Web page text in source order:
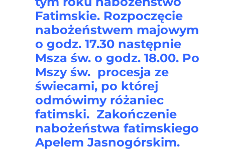
Fatimskie. Rozpoczęcie
nabożeństwem majowym
o godz. 17.30 następnie
Msza św. o godz. 18.00. Po
Mszy św. procesja ze
świecami, po której
odmówimy różaniec
fatimski. Zakończenie
nabożeństwa fatimskiego
Apelem Jasnogórskim.